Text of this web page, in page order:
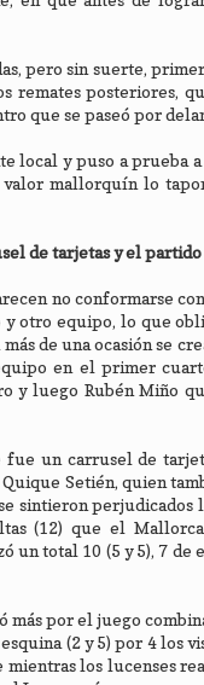
pero sin suerte,
remates posteriores,
que se paseó por
local y puso a prueba
mallorquín lo
de tarjetas y el
no conformarse
otro equipo, lo que
de una ocasión se
en el primer
y luego Rubén Miño
fue un carrusel de
Setién, quien
sintieron perjudicados
(12) que el
un total 10 (5 y 5), 7
más por el juego
(2 y 5) por 4 los
los lucenses